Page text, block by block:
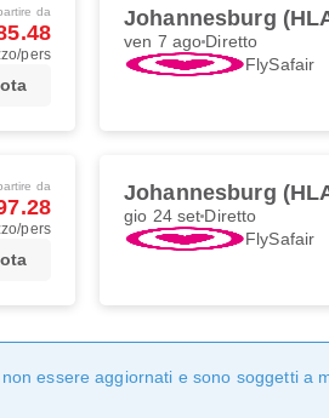
da
pers
Johannesburg
ven 7 ago Diretto
FlySafair
da
pers
Johannesburg
gio 24 set Diretto
FlySafair
essere aggiornati e sono soggetti a